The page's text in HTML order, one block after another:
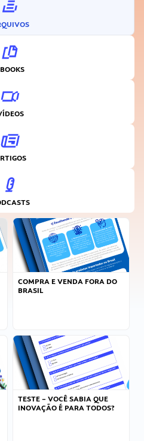
COMPRA E VENDA FORA DO
BRASIL
TESTE – VOCÊ SABIA QUE
INOVAÇÃO É PARA TODOS?